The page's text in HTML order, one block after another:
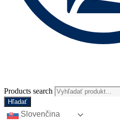
Products search
Hľadať
Slovenčina